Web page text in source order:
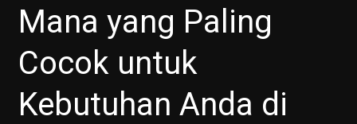
untuk
Bisnis,
Event
Mana yang Paling
Cocok untuk
Kebutuhan Anda di